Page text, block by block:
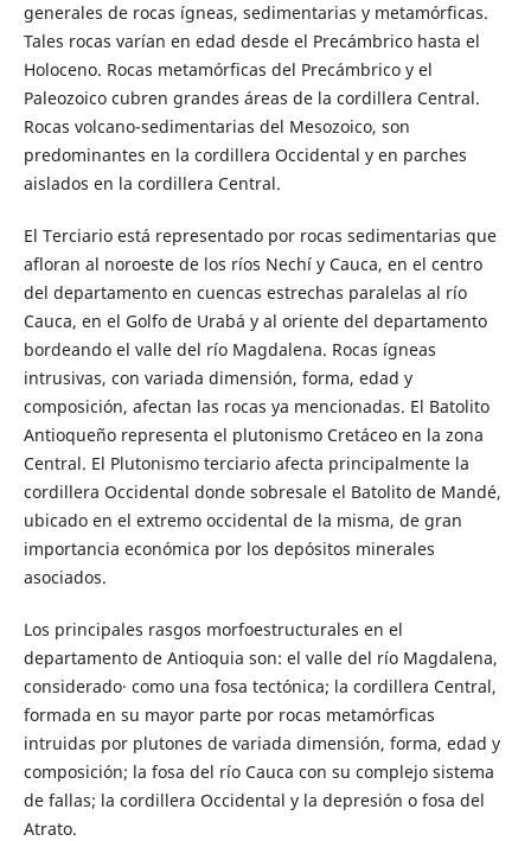
generales de rocas ígneas, sedimentarias y metamórficas.
Tales rocas varían en edad desde el Precámbrico hasta el
Holoceno. Rocas metamórficas del Precámbrico y el
Paleozoico cubren grandes áreas de la cordillera Central.
Rocas volcano-sedimentarias del Mesozoico, son
predominantes en la cordillera Occidental y en parches
aislados en la cordillera Central.
El Terciario está representado por rocas sedimentarias que
afloran al noroeste de los ríos Nechí y Cauca, en el centro
del departamento en cuencas estrechas paralelas al río
Cauca, en el Golfo de Urabá y al oriente del departamento
bordeando el valle del río Magdalena. Rocas ígneas
intrusivas, con variada dimensión, forma, edad y
composición, afectan las rocas ya mencionadas. El Batolito
Antioqueño representa el plutonismo Cretáceo en la zona
Central. El Plutonismo terciario afecta principalmente la
cordillera Occidental donde sobresale el Batolito de Mandé,
ubicado en el extremo occidental de la misma, de gran
importancia económica por los depósitos minerales
asociados.
Los principales rasgos morfoestructurales en el
departamento de Antioquia son: el valle del río Magdalena,
considerado· como una fosa tectónica; la cordillera Central,
formada en su mayor parte por rocas metamórficas
intruidas por plutones de variada dimensión, forma, edad y
composición; la fosa del río Cauca con su complejo sistema
de fallas; la cordillera Occidental y la depresión o fosa del
Atrato.